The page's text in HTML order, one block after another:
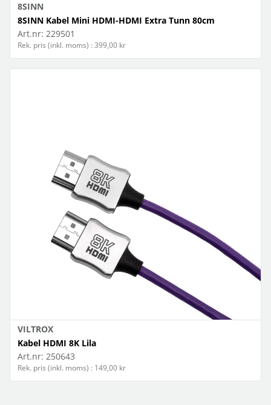
8SINN
8SINN Kabel Mini HDMI-HDMI Extra Tunn 80cm
Art.nr: 229501
Rek. pris (inkl. moms) : 399,00 kr
VILTROX
Kabel HDMI 8K Lila
Art.nr: 250643
Rek. pris (inkl. moms) : 149,00 kr